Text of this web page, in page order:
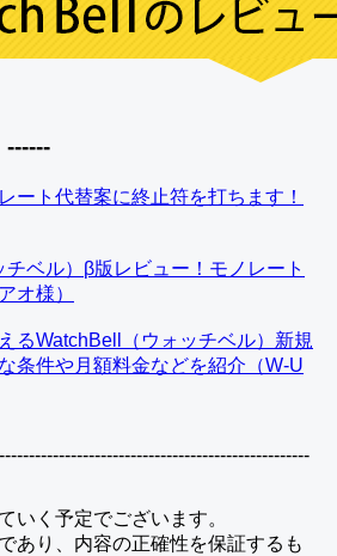
------
ート代替案に終止符を打ちます！
ベル）β版レビュー！モノレート
オ様）
るWatchBell（ウォッチベル）新規
条件や月額料金などを紹介（W-U
いく予定でございます。
あり、内容の正確性を保証するも